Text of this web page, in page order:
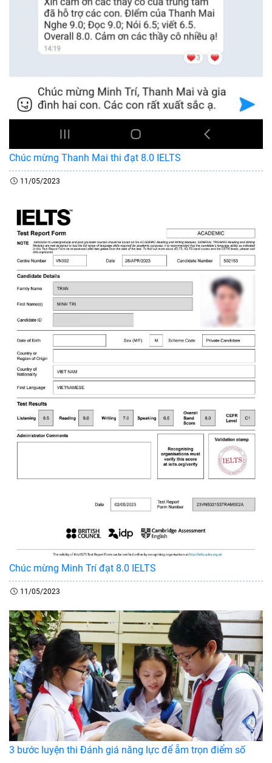
Chúc mừng Thanh Mai thi đạt 8.0 IELTS
11/05/2023
Chúc mừng Minh Trí đạt 8.0 IELTS
11/05/2023
3 bước luyện thi Đánh giá năng lực để ẵm trọn điểm số